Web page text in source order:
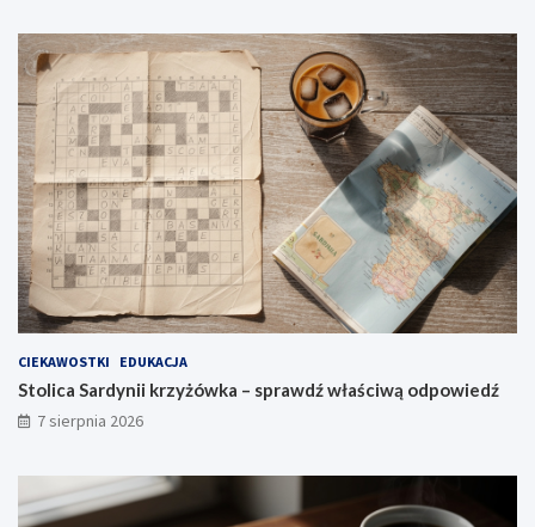
CIEKAWOSTKI EDUKACJA
Stolica Sardynii krzyżówka – sprawdź właściwą odpowiedź
7 sierpnia 2026